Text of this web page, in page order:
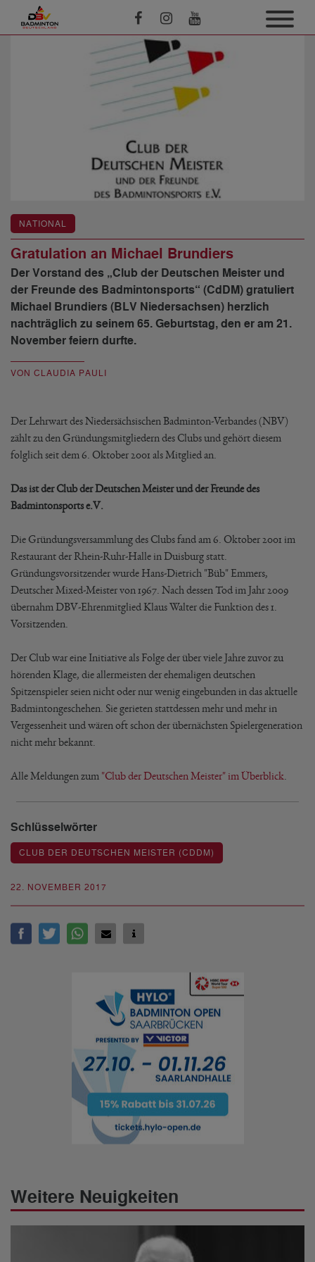
22. NOVEMBER 2017
NATIONAL
Gratulation an Michael Brundiers
Der Vorstand des „Club der Deutschen Meister und
der Freunde des Badmintonsports“ (CdDM) gratuliert
Michael Brundiers (BLV Niedersachsen) herzlich
nachträglich zu seinem 65. Geburtstag, den er am 21.
November feiern durfte.
VON CLAUDIA PAULI
Der Lehrwart des Niedersächsischen Badminton-Verbandes (NBV)
zählt zu den Gründungsmitgliedern des Clubs und gehört diesem
folglich seit dem 6. Oktober 2001 als Mitglied an.
Das ist der Club der Deutschen Meister und der Freunde des
Badmintonsports e.V.
Die Gründungsversammlung des Clubs fand am 6. Oktober 2001 im
Restaurant der Rhein-Ruhr-Halle in Duisburg statt.
Gründungsvorsitzender wurde Hans-Dietrich "Büb" Emmers,
Deutscher Mixed-Meister von 1967. Nach dessen Tod im Jahr 2009
übernahm DBV-Ehrenmitglied Klaus Walter die Funktion des 1.
Vorsitzenden.
Der Club war eine Initiative als Folge der über viele Jahre zuvor zu
hörenden Klage, die allermeisten der ehemaligen deutschen
Spitzenspieler seien nicht oder nur wenig eingebunden in das aktuelle
Badmintongeschehen. Sie gerieten stattdessen mehr und mehr in
Vergessenheit und wären oft schon der übernächsten Spielergeneration
nicht mehr bekannt.
Alle Meldungen zum "Club der Deutschen Meister" im Überblick
Schlüsselwörter
CLUB DER DEUTSCHEN MEISTER (CDDM)
Weitere Neuigkeiten